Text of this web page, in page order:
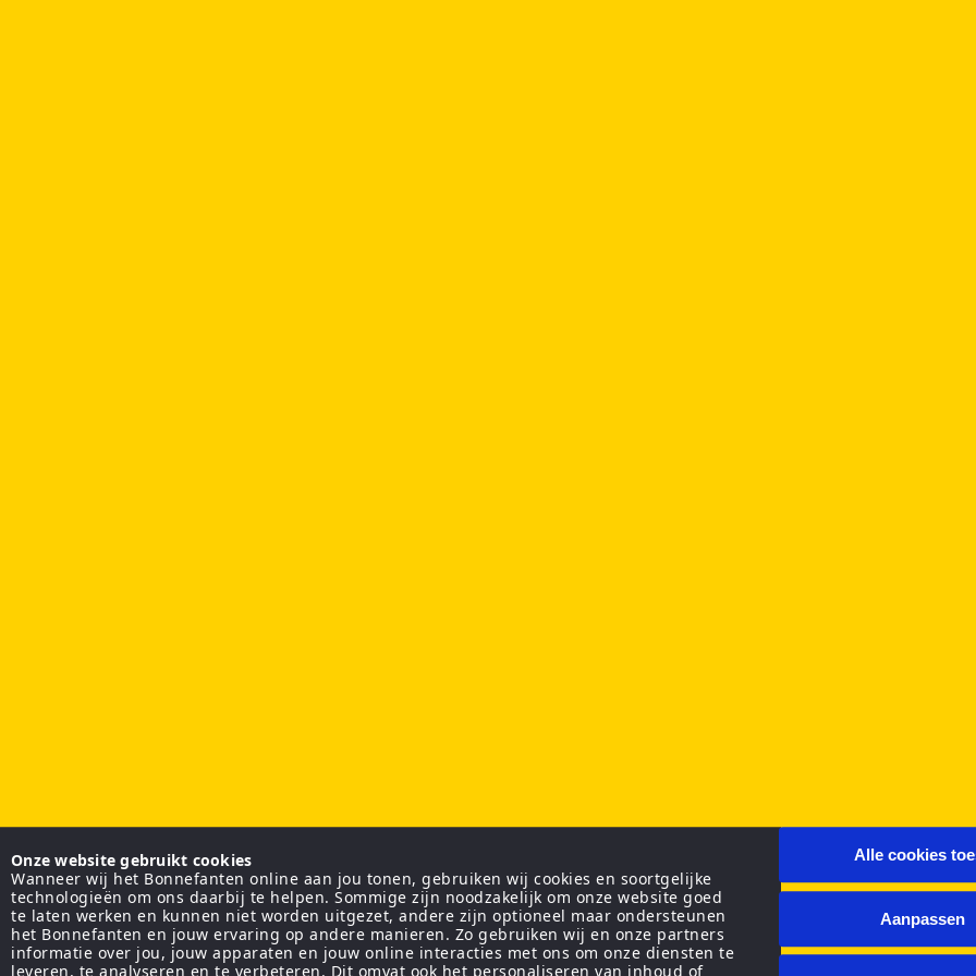
Onze website gebruikt cookies
Wanneer wij het Bonnefanten online aan jou tonen, gebruiken wij cookies en soortgelijke
technologieën om ons daarbij te helpen. Sommige zijn noodzakelijk om onze website goed
te laten werken en kunnen niet worden uitgezet, andere zijn optioneel maar ondersteunen
het Bonnefanten en jouw ervaring op andere manieren. Zo gebruiken wij en onze partners
informatie over jou, jouw apparaten en jouw online interacties met ons om onze diensten te
leveren, te analyseren en te verbeteren. Dit omvat ook het personaliseren van inhoud of
Alle cookies
Aanpassen